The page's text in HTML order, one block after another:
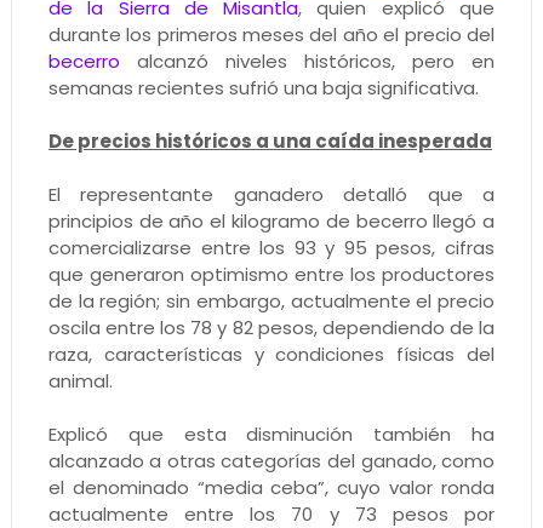
de la Sierra de Misantla, quien explicó que
durante los primeros meses del año el precio del
becerro alcanzó niveles históricos, pero en
semanas recientes sufrió una baja significativa.
De precios históricos a una caída inesperada
El representante ganadero detalló que a
principios de año el kilogramo de becerro llegó a
comercializarse entre los 93 y 95 pesos, cifras
que generaron optimismo entre los productores
de la región; sin embargo, actualmente el precio
oscila entre los 78 y 82 pesos, dependiendo de la
raza, características y condiciones físicas del
animal.
Explicó que esta disminución también ha
alcanzado a otras categorías del ganado, como
el denominado “media ceba”, cuyo valor ronda
actualmente entre los 70 y 73 pesos por